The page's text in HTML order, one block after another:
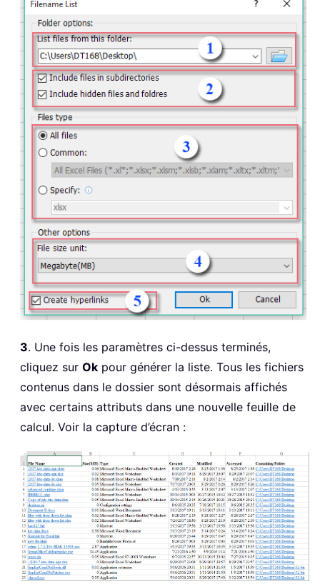
3. Une fois les paramètres ci-dessus terminés,
cliquez sur Ok pour générer la liste. Tous les fichiers
contenus dans le dossier sont désormais affichés
avec certains attributs dans une nouvelle feuille de
calcul. Voir la capture d’écran :